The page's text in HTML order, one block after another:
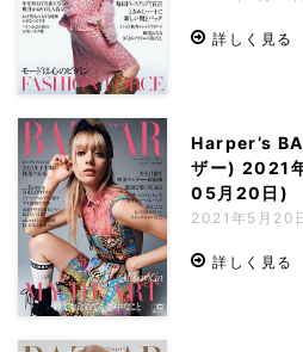
詳しく見る
Harper’s
ザー) 2021
05月20日)
2021年5月20
詳しく見る